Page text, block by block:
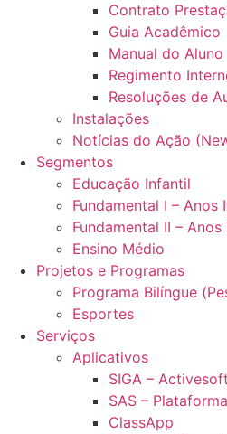
Contrato
Guia Acadêmico
Manual do Aluno
Regimento
Resoluções de
Instalações
Notícias do Ação
Segmentos
Educação Infantil
Fundamental I – Anos
Fundamental II – Anos
Ensino Médio
Projetos e Programas
Programa Bilíngue
Esportes
Serviços
Aplicativos
SIGA – Activesoft
SAS –
ClassApp